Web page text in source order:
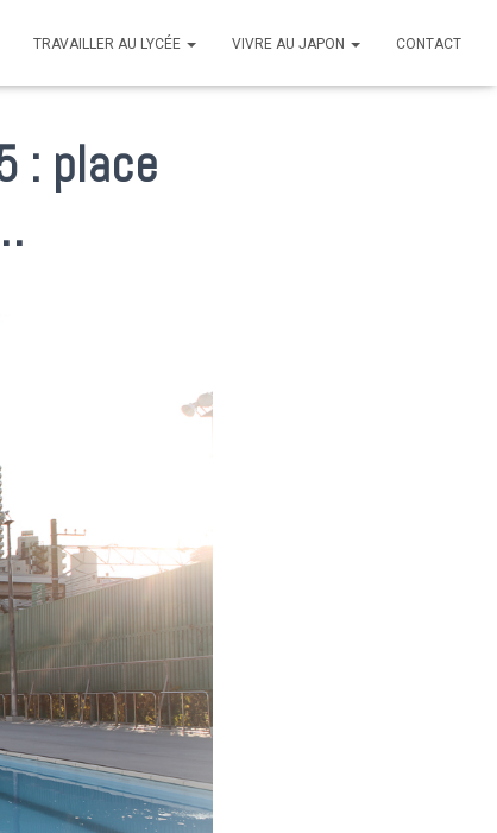
TRAVAILLER AU LYCÉE VIVRE AU JAPON CONTACT
: place